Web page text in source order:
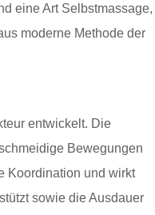
eine Art Selbstmassage,
moderne Methode der
entwickelt. Die
Bewegungen
Koordination und wirkt
sowie die Ausdauer